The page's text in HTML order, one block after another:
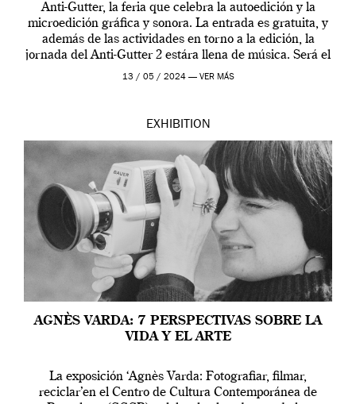
Anti-Gutter, la feria que celebra la autoedición y la
microedición gráfica y sonora. La entrada es gratuita, y
además de las actividades en torno a la edición, la
jornada del Anti-Gutter 2 estára llena de música. Será el
[…]
13 / 05 / 2024 — VER MÁS
EXHIBITION
AGNÈS VARDA: 7 PERSPECTIVAS SOBRE LA
VIDA Y EL ARTE
La exposición ‘Agnès Varda: Fotografiar, filmar,
reciclar’en el Centro de Cultura Contemporánea de